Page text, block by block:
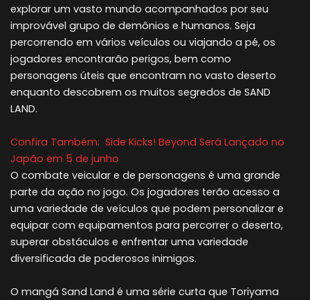
explorar um vasto mundo acompanhados por seu
improvável grupo de demônios e humanos. Seja
percorrendo em vários veículos ou viajando a pé, os
jogadores encontrarão perigos, bem como
personagens úteis que encontram no vasto deserto
enquanto descobrem os muitos segredos de SAND
LAND.
Confira Também: Side Kicks! Beyond Será Lançado no
Japão em 5 de junho
O combate veicular e de personagens é uma grande
parte da ação no jogo. Os jogadores terão acesso a
uma variedade de veículos que podem personalizar e
equipar com equipamentos para percorrer o deserto,
superar obstáculos e enfrentar uma variedade
diversificada de poderosos inimigos.
O mangá Sand Land é uma série curta que Toriyama